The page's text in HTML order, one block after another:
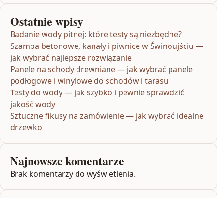
Ostatnie wpisy
Badanie wody pitnej: które testy są niezbędne?
Szamba betonowe, kanały i piwnice w Świnoujściu —
jak wybrać najlepsze rozwiązanie
Panele na schody drewniane — jak wybrać panele
podłogowe i winylowe do schodów i tarasu
Testy do wody — jak szybko i pewnie sprawdzić
jakość wody
Sztuczne fikusy na zamówienie — jak wybrać idealne
drzewko
Najnowsze komentarze
Brak komentarzy do wyświetlenia.